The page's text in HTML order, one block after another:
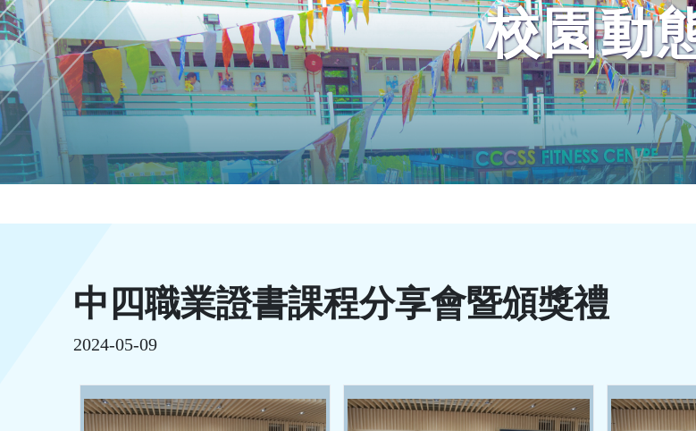
校園動
中四職業證書課程分享會暨頒獎禮
2024-05-09